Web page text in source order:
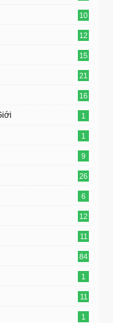
10
12
15
21
16
1
1
9
26
6
12
11
84
1
11
1